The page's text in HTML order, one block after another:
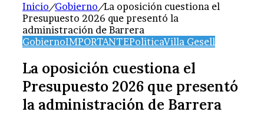
Inicio/Gobierno/La oposición cuestiona el
Presupuesto 2026 que presentó la
administración de Barrera
GobiernoIMPORTANTEPoliticaVilla Gesell
La oposición cuestiona el
Presupuesto 2026 que presentó
la administración de Barrera